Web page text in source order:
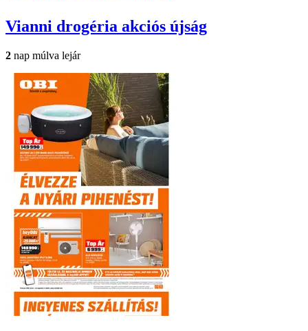
Vianni drogéria akciós újság
2 nap múlva lejár